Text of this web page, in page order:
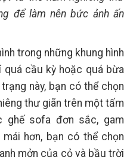
để làm nên bức ảnh ấn
trong những khung hình
cầu kỳ hoặc quá bừa
này, bạn có thể chọn
thư giãn trên một tấm
ghế sofa đơn sắc, gam
hơn, bạn có thể chọn
mởn của cỏ và bầu trời